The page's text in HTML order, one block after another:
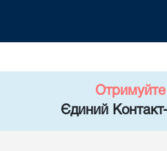
Єдиний